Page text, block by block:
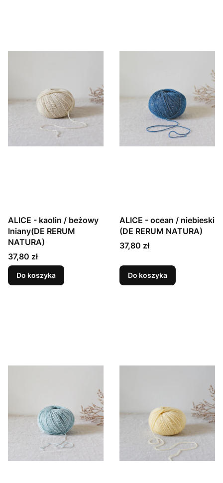
ALICE - kaolin / beżowy
lniany(DE RERUM
NATURA)
Cena
37,80 zł
Do koszyka
ALICE - ocean / niebieski
(DE RERUM NATURA)
Cena
37,80 zł
Do koszyka